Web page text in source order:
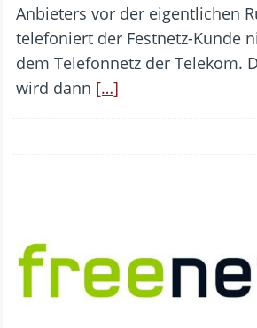
Anbieters vor der eigentlichen
telefoniert der Festnetz-Kunde
dem Telefonnetz der Telekom.
wird dann […]